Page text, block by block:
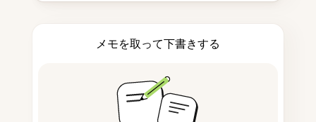
メモを取って下書きする